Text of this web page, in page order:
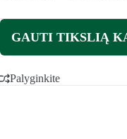
GAUTI TIKSLIĄ
Palyginkite